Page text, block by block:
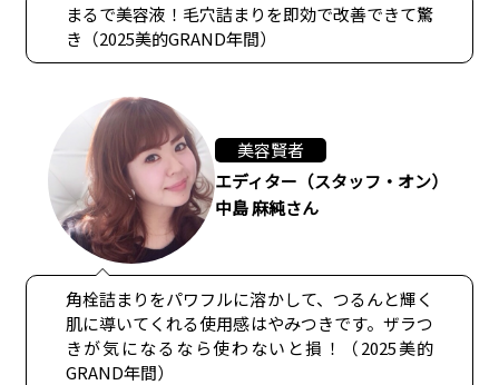
まるで美容液！毛穴詰まりを即効で改善できて驚
き（2025美的GRAND年間）
美容賢者
エディター（スタッフ・オン）
中島 麻純さん
角栓詰まりをパワフルに溶かして、つるんと輝く
肌に導いてくれる使用感はやみつきです。ザラつ
きが気になるなら使わないと損！（2025美的
GRAND年間）